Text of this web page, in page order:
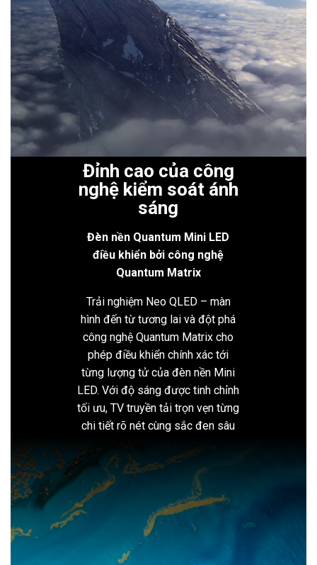
Đỉnh cao của công
nghệ kiểm soát ánh
sáng
Đèn nền Quantum Mini LED
điều khiển bởi công nghệ
Quantum Matrix
Trải nghiệm Neo QLED – màn
hình đến từ tương lai và đột phá
công nghệ Quantum Matrix cho
phép điều khiển chính xác tới
từng lượng tử của đèn nền Mini
LED. Với độ sáng được tinh chỉnh
tối ưu, TV truyền tải trọn vẹn từng
chi tiết rõ nét cùng sắc đen sâu